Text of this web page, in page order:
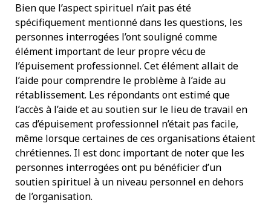
Bien que l’aspect spirituel n’ait pas été
spécifiquement mentionné dans les questions, les
personnes interrogées l’ont souligné comme
élément important de leur propre vécu de
l’épuisement professionnel. Cet élément allait de
l’aide pour comprendre le problème à l’aide au
rétablissement. Les répondants ont estimé que
l’accès à l’aide et au soutien sur le lieu de travail en
cas d’épuisement professionnel n’était pas facile,
même lorsque certaines de ces organisations étaient
chrétiennes. Il est donc important de noter que les
personnes interrogées ont pu bénéficier d’un
soutien spirituel à un niveau personnel en dehors
de l’organisation.